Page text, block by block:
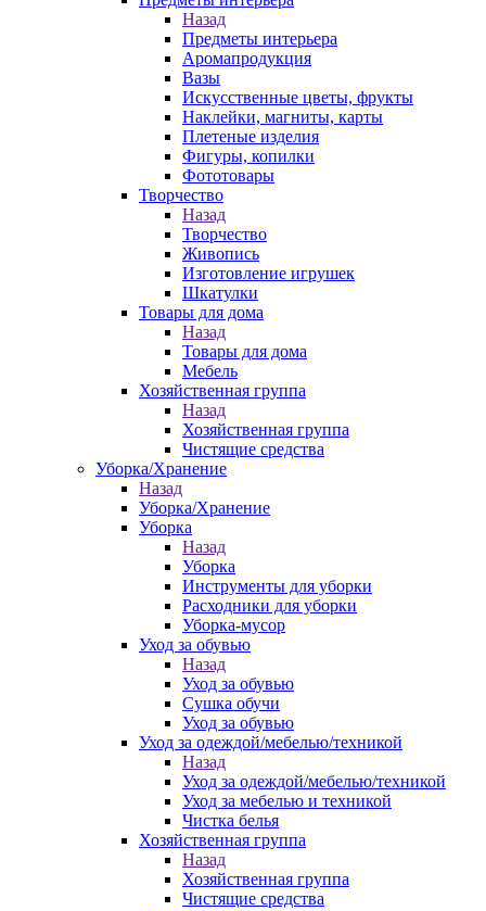
Назад
Предметы интерьера
Аромапродукция
Вазы
Искусственные цветы, фрукты
Наклейки, магниты, карты
Плетеные изделия
Фигуры, копилки
Фототовары
Творчество
Назад
Творчество
Живопись
Изготовление игрушек
Шкатулки
Товары для дома
Назад
Товары для дома
Мебель
Хозяйственная группа
Назад
Хозяйственная группа
Чистящие средства
Уборка/Хранение
Назад
Уборка/Хранение
Уборка
Назад
Уборка
Инструменты для уборки
Расходники для уборки
Уборка-мусор
Уход за обувью
Назад
Уход за обувью
Сушка обучи
Уход за обувью
Уход за одеждой/мебелью/техникой
Назад
Уход за одеждой/мебелью/техникой
Уход за мебелью и техникой
Чистка белья
Хозяйственная группа
Назад
Хозяйственная группа
Чистящие средства